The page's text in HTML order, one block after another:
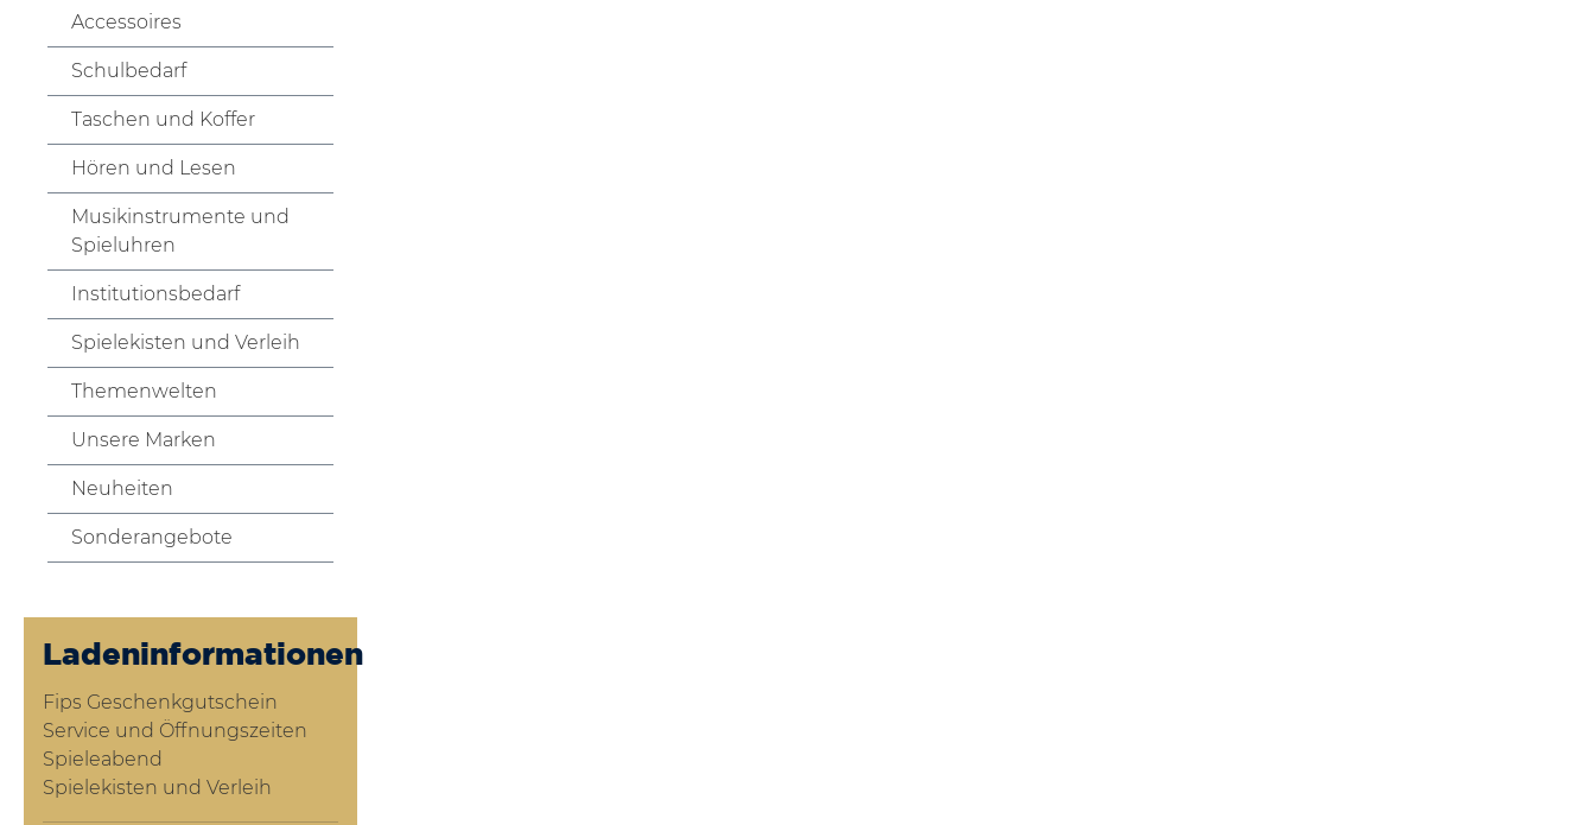
Accessoires
Schulbedarf
Taschen und Koffer
Hören und Lesen
Musikinstrumente und
Spieluhren
Institutionsbedarf
Spielekisten und Verleih
Themenwelten
Unsere Marken
Neuheiten
Sonderangebote
Ladeninformationen
Fips Geschenkgutschein
Service und Öffnungszeiten
Spieleabend
Spielekisten und Verleih